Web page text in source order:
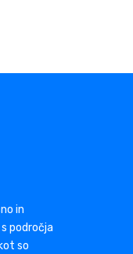
in
področja
so